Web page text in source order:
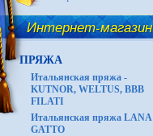
Интернет-магазин
ПРЯЖА
Итальянская пряжа -
KUTNOR, WELTUS, BBB
FILATI
Итальянская пряжа LANA
GATTO